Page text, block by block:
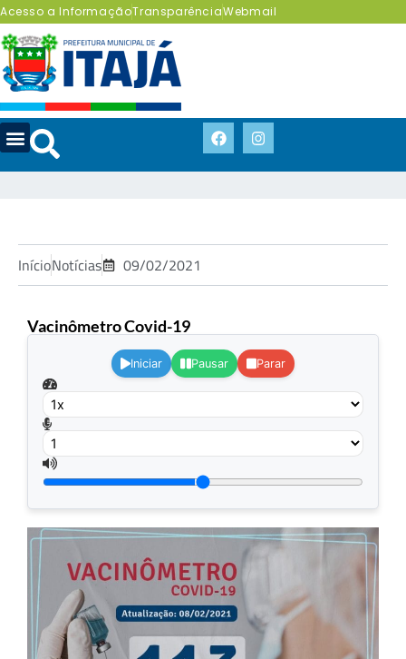
Acesso a InformaçãoTransparênciaWebmail
InícioNotícias 09/02/2021
Vacinômetro Covid-19
Iniciar Pausar Parar